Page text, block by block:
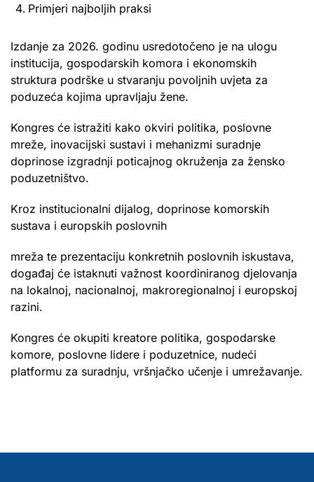
Primjeri najboljih praksi
Izdanje za 2026. godinu usredotočeno je na ulogu
institucija, gospodarskih komora i ekonomskih
struktura podrške u stvaranju povoljnih uvjeta za
poduzeća kojima upravljaju žene.
Kongres će istražiti kako okviri politika, poslovne
mreže, inovacijski sustavi i mehanizmi suradnje
doprinose izgradnji poticajnog okruženja za žensko
poduzetništvo.
Kroz institucionalni dijalog, doprinose komorskih
sustava i europskih poslovnih
mreža te prezentaciju konkretnih poslovnih iskustava,
događaj će istaknuti važnost koordiniranog djelovanja
na lokalnoj, nacionalnoj, makroregionalnoj i europskoj
razini.
Kongres će okupiti kreatore politika, gospodarske
komore, poslovne lidere i poduzetnice, nudeći
platformu za suradnju, vršnjačko učenje i umrežavanje.